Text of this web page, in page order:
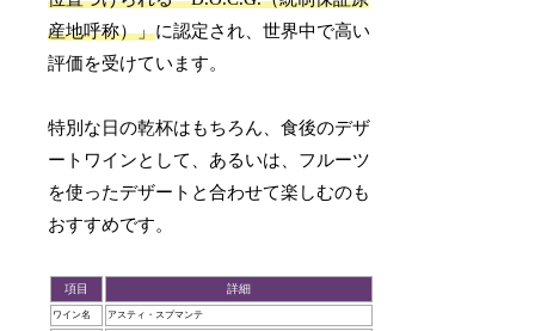
産地呼称）」に認定され、世界中で高い
評価を受けています。
特別な日の乾杯はもちろん、食後のデザ
ートワインとして、あるいは、フルーツ
を使ったデザートと合わせて楽しむのも
おすすめです。
項目 詳細
ワイン名 アスティ・スプマンテ